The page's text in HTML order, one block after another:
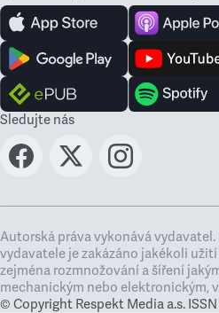
Sledujte nás
Autorská práva vykonává
vydavatele je zakázáno jakékoli
zejména rozmnožování a šíření
mechanickým nebo elektronickým,
© Copyright Respekt Media a.s. ISSN